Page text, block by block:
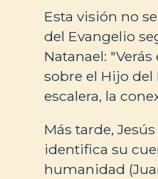
Esta visión no
del Evangelio
Natanael:
sobre el Hijo del
escalera, la
Más tarde,
identifica su
humanidad